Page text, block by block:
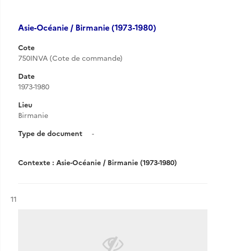
Asie-Océanie / Birmanie (1973-1980)
Cote
750INVA (Cote de commande)
Date
1973-1980
Lieu
Birmanie
Type de document
-
Contexte : Asie-Océanie / Birmanie (1973-1980)
Résultat n°
11